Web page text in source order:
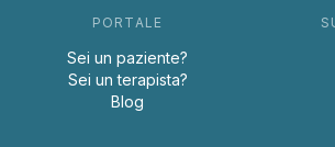
PORTALE
Sei un paziente?
Sei un terapista?
Blog